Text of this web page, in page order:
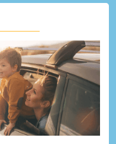
naših
eLinka